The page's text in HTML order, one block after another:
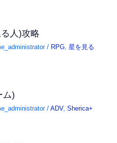
人)攻略
/ RPG ,星を見る
ム)
/ADV,Sherica+